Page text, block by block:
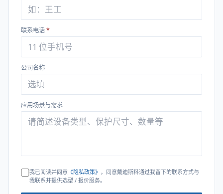
联系电话*
公司名称
应用场景与需求
我已阅读并同意《隐私政策》 ，同意戴迪斯科通过我留下的联系方式与
我联系并提供选型 / 报价服务。